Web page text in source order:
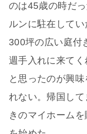
のは45歳の時だ
ルンに駐在して
300坪の広い庭付
週手入れに来てく
と思ったのが興
れない。帰国し
きのマイホーム